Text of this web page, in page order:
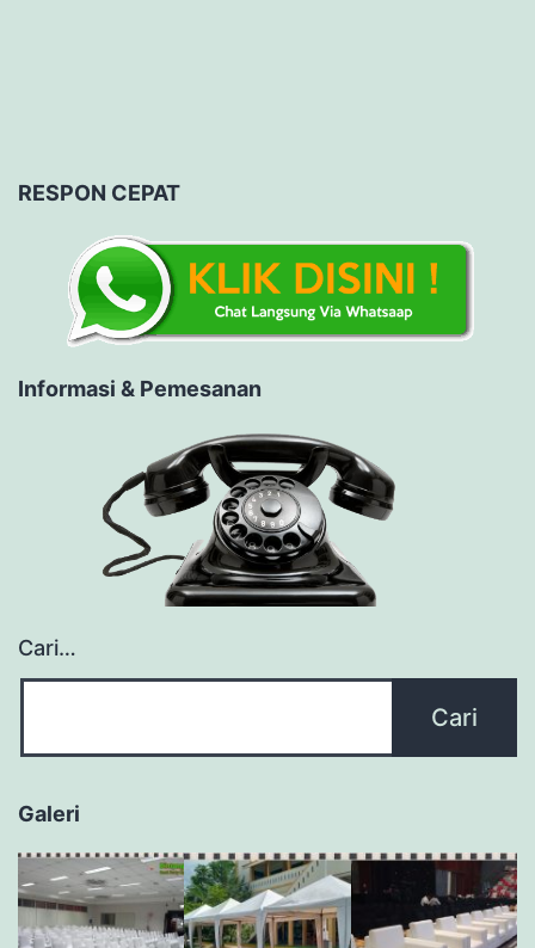
RESPON CEPAT
Informasi & Pemesanan
Cari…
Galeri